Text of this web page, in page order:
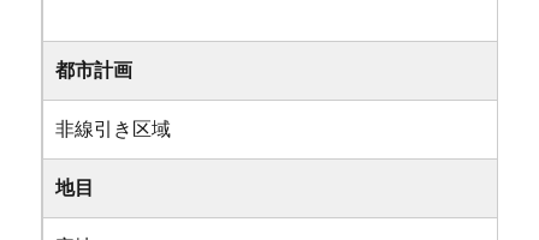
都市計画
非線引き区域
地目